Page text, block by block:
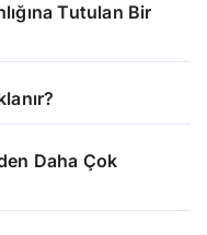
Tutulan Bir
Daha Çok